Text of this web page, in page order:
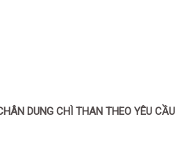
DUNG CHÌ THAN THEO YÊU CẦU